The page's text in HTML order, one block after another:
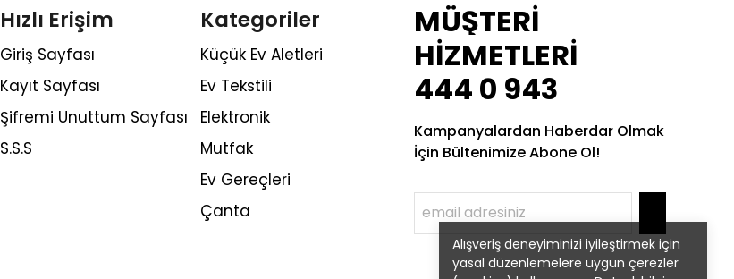
Alışveriş deneyiminizi iyileştirmek için
yasal düzenlemelere uygun çerezler
Hızlı Erişim
Giriş Sayfası
Kayıt Sayfası
Şifremi Unuttum Sayfası
S.S.S
Kategoriler
Küçük Ev Aletleri
Ev Tekstili
Elektronik
Mutfak
Ev Gereçleri
Çanta
MÜŞTERİ
HİZMETLERİ
444 0 943
Kampanyalardan Haberdar Olmak
İçin Bültenimize Abone Ol!